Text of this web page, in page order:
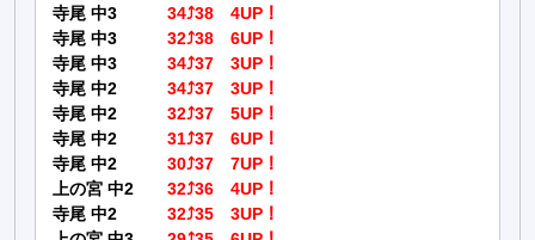
寺尾 中3
34⤴38 4UP！
寺尾 中3
32⤴38 6UP！
寺尾 中3
34⤴37 3UP！
寺尾 中2
34⤴37 3UP！
寺尾 中2
32⤴37 5UP！
寺尾 中2
31⤴37 6UP！
寺尾 中2
30⤴37 7UP！
上の宮 中2
32⤴36 4UP！
寺尾 中2
32⤴35 3UP！